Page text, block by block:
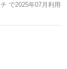
2025年07月